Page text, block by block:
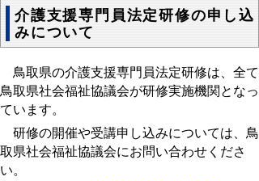
介護支援専門員法定研修の申し込
みについて
鳥取県の介護支援専門員法定研修は、全て
鳥取県社会福祉協議会が研修実施機関となっ
ています。
研修の開催や受講申し込みについては、鳥
取県社会福祉協議会にお問い合わせくださ
い。